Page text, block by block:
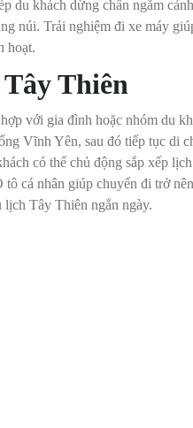
du khách dừng chân ngắm
núi. Trải nghiệm đi xe máy
hoạt.
Thiên
với gia đình hoặc nhóm du
Vĩnh Yên, sau đó tiếp tục di
có thể chủ động sắp xếp
cá nhân giúp chuyến đi trở
Tây Thiên ngắn ngày.